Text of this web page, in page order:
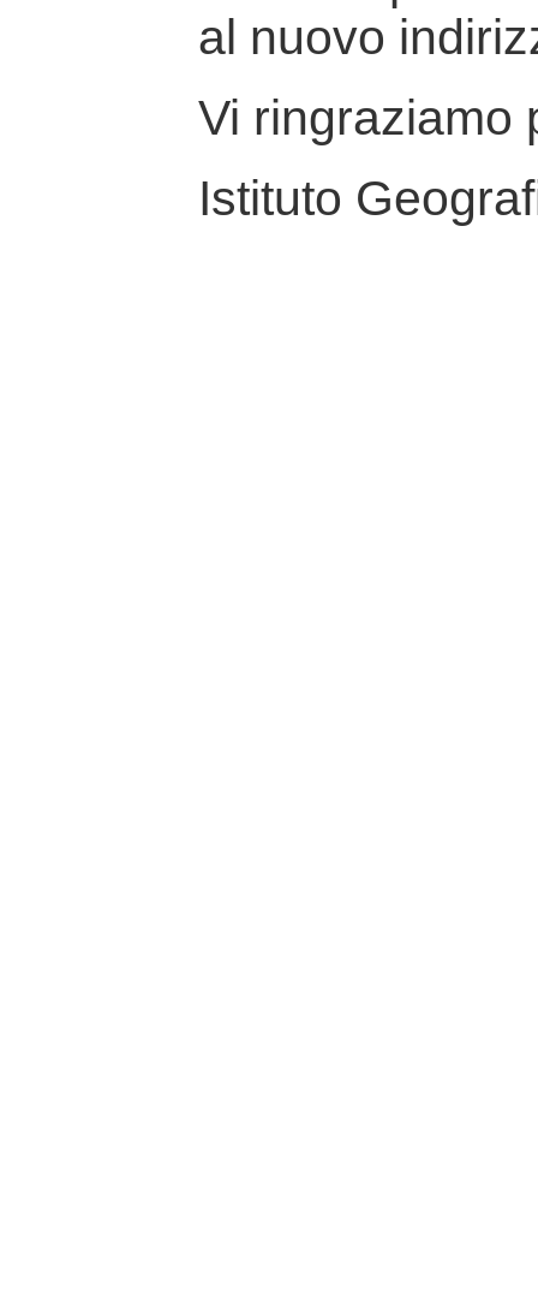
al nuovo
Vi ringraziamo
Istituto